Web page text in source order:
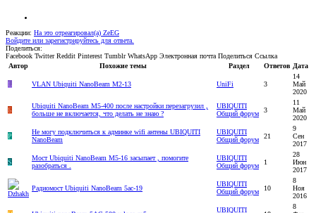
Реакции: На это отреагировал(а) ZeEG
Войдите или зарегистрируйтесь для ответа.
Поделиться:
Facebook Twitter Reddit Pinterest Tumblr WhatsApp Электронная почта Поделиться Ссылка
Автор
Похожие темы Раздел Ответов Дата
L VLAN Ubiquiti NanoBeam M2-13 UniFi 3
14
Май
2020
Б
Ubiquiti NanoBeam M5-400 после настройки перезагрузил ,
больше не включается, что делать не знаю ?
UBIQUITI
Общий форум
3
11
Май
2020
P
Не могу подключиться к админке wifi антены UBIQUITI
NanoBeam
UBIQUITI
Общий форум
21
9
Сен
2017
S
Мост Ubiquiti NanoBeam M5-16 засыпает , помогите
разобраться .
UBIQUITI
Общий форум
1
28
Июн
2017
Радиомост Ubiquiti NanoBeam 5ac-19
UBIQUITI
Общий форум
10
8
Ноя
2016
UBIQUITI
8